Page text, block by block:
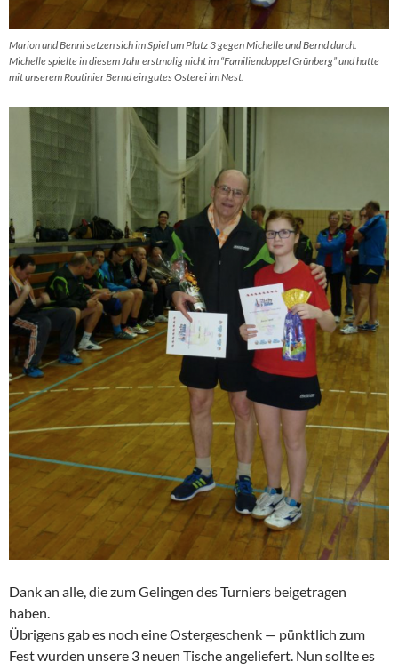
Marion und Benni setzen sich im Spiel um Platz 3 gegen Michelle und Bernd durch.
Michelle spielte in diesem Jahr erstmalig nicht im “Famili­en­doppel Grünberg” und hatte
mit unserem Routi­nier Bernd ein gutes Osterei im Nest.
Dank an alle, die zum Gelingen des Turniers beigetragen
haben.
Übrigens gab es noch eine Oster­ge­schenk — pünkt­lich zum
Fest wurden unsere 3 neuen Tische angelie­fert. Nun sollte es